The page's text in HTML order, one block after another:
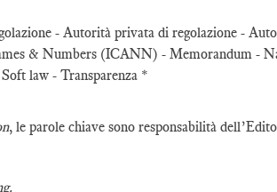
- Autorità privata di regolazione -
& Numbers (ICANN) - Memorandum -
law - Transparenza *
, le parole chiave sono responsabilità